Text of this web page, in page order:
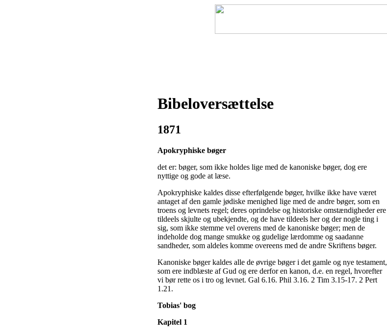
Bibeloversættelse
1871
Apokryphiske bøger
det er: bøger, som ikke holdes lige med de kanoniske bøger, dog ere
nyttige og gode at læse.
Apokryphiske kaldes disse efterfølgende bøger, hvilke ikke have været
antaget af den gamle jødiske menighed lige med de andre bøger, som en
troens og levnets regel; deres oprindelse og historiske omstændigheder ere
tildeels skjulte og ubekjendte, og de have tildeels her og der nogle ting i
sig, som ikke stemme vel overens med de kanoniske bøger; men de
indeholde dog mange smukke og gudelige lærdomme og saadanne
sandheder, som aldeles komme overeens med de andre Skriftens bøger.
Kanoniske bøger kaldes alle de øvrige bøger i det gamle og nye testament,
som ere indblæste af Gud og ere derfor en kanon, d.e. en regel, hvorefter
vi bør rette os i tro og levnet. Gal 6.16. Phil 3.16. 2 Tim 3.15-17. 2 Pert
1.21.
Tobias' bog
Kapitel 1